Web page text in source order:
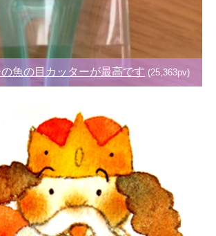
魚の目カッターが最高です (25,363pv)